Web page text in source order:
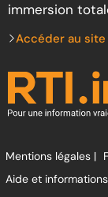
immersion
Accéder au site
Mentions légales |
Aide et